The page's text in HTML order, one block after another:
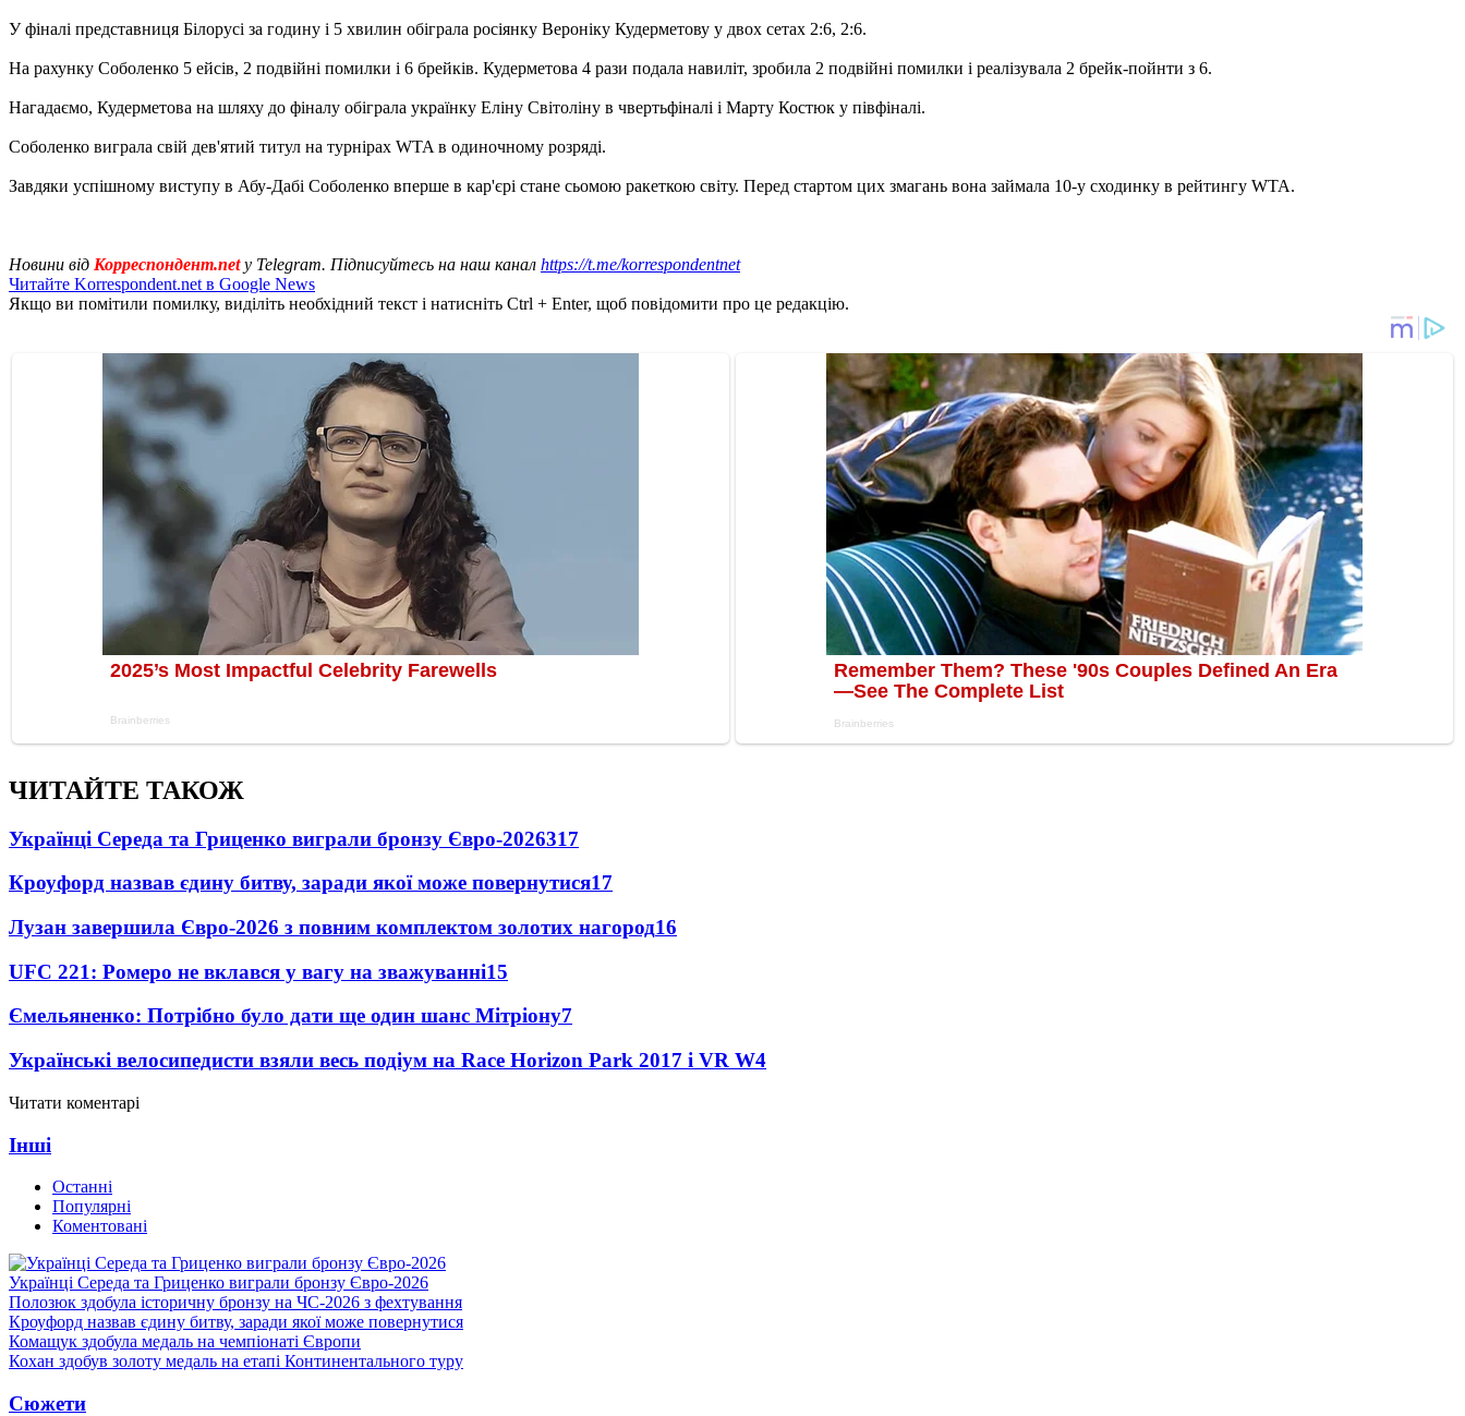
У фіналі представниця Білорусі за годину і 5 хвилин обіграла росіянку Вероніку Кудерметову у двох сетах 2:6, 2:6.
На рахунку Соболенко 5 ейсів, 2 подвійні помилки і 6 брейків. Кудерметова 4 рази подала навиліт, зробила 2 подвійні помилки і реалізувала 2 брейк-пойнти з 6.
Нагадаємо, Кудерметова на шляху до фіналу обіграла українку Еліну Світоліну в чвертьфіналі і Марту Костюк у півфіналі.
Соболенко виграла свій дев'ятий титул на турнірах WTA в одиночному розряді.
Завдяки успішному виступу в Абу-Дабі Соболенко вперше в кар'єрі стане сьомою ракеткою світу. Перед стартом цих змагань вона займала 10-у сходинку в рейтингу WTA.
Новини від Корреспондент.netу Telegram. Підписуйтесь на наш канал https://t.me/korrespondentnet
Читайте Korrespondent.net в Google News
Якщо ви помітили помилку, виділіть необхідний текст і натисніть Ctrl + Enter, щоб повідомити про це редакцію.
ЧИТАЙТЕ ТАКОЖ
Українці Середа та Гриценко виграли бронзу Євро-2026317
Кроуфорд назвав єдину битву, заради якої може повернутися17
Лузан завершила Євро-2026 з повним комплектом золотих нагород16
UFC 221: Ромеро не вклався у вагу на зважуванні15
Ємельяненко: Потрібно було дати ще один шанс Мітріону7
Українські велосипедисти взяли весь подіум на Race Horizon Park 2017 і VR W4
Читати коментарі
Інші
Останні
Популярні
Коментовані
Українці Середа та Гриценко виграли бронзу Євро-2026
Полозюк здобула історичну бронзу на ЧС-2026 з фехтування
Кроуфорд назвав єдину битву, заради якої може повернутися
Комащук здобула медаль на чемпіонаті Європи
Кохан здобув золоту медаль на етапі Континентального туру
Сюжети